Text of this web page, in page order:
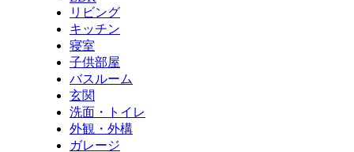
リビング
キッチン
寝室
子供部屋
バスルーム
玄関
洗面・トイレ
外観・外構
ガレージ